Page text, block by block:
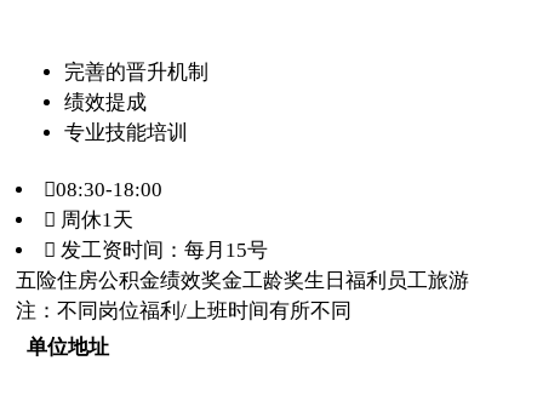
完善的晋升机制
绩效提成
专业技能培训
08:30-18:00
 周休1天
 发工资时间：每月15号
五险住房公积金绩效奖金工龄奖生日福利 员工旅游
注：不同岗位福利/上班时间有所不同
单位地址